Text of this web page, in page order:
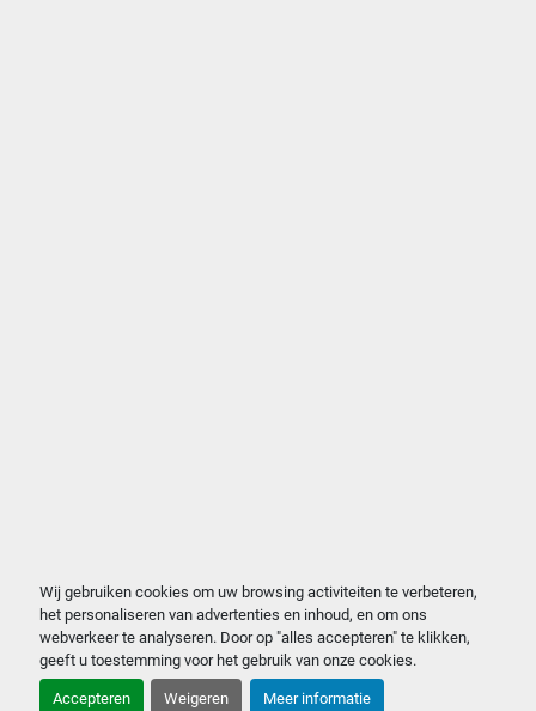
Wij gebruiken cookies om uw browsing activiteiten te verbeteren,
het personaliseren van advertenties en inhoud, en om ons
webverkeer te analyseren. Door op "alles accepteren" te klikken,
geeft u toestemming voor het gebruik van onze cookies.
Accepteren Weigeren Meer informatie